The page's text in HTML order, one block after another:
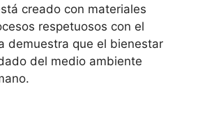
creado con materiales
respetuosos con el
demuestra que el bienestar
del medio ambiente